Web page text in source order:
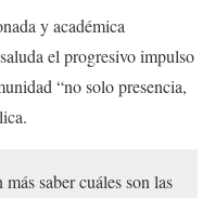
y académica
el progresivo impulso
“no solo presencia,
saber cuáles son las